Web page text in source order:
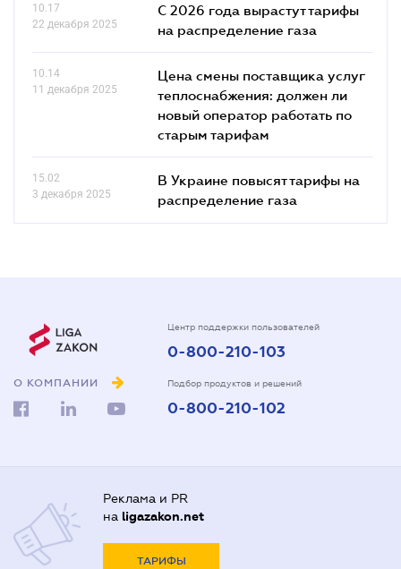
10.17
22 декабря 2025
С 2026 года вырастут тарифы
на распределение газа
10.14
11 декабря 2025
Цена смены поставщика услуг
теплоснабжения: должен ли
новый оператор работать по
старым тарифам
15.02
3 декабря 2025
В Украине повысят тарифы на
распределение газа
О КОМПАНИИ
Центр поддержки пользователей
0-800-210-103
Подбор продуктов и решений
0-800-210-102
Реклама и PR
на ligazakon.net
ТАРИФЫ